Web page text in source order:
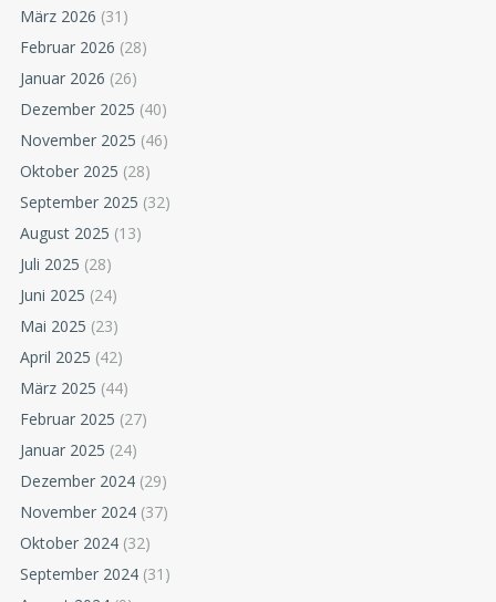
März 2026 (31)
Februar 2026 (28)
Januar 2026 (26)
Dezember 2025 (40)
November 2025 (46)
Oktober 2025 (28)
September 2025 (32)
August 2025 (13)
Juli 2025 (28)
Juni 2025 (24)
Mai 2025 (23)
April 2025 (42)
März 2025 (44)
Februar 2025 (27)
Januar 2025 (24)
Dezember 2024 (29)
November 2024 (37)
Oktober 2024 (32)
September 2024 (31)